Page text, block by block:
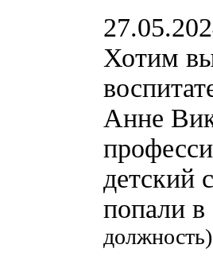
Хотим
Анне
детский
попали